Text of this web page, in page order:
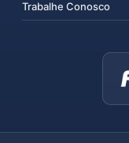
Trabalhe Conosco